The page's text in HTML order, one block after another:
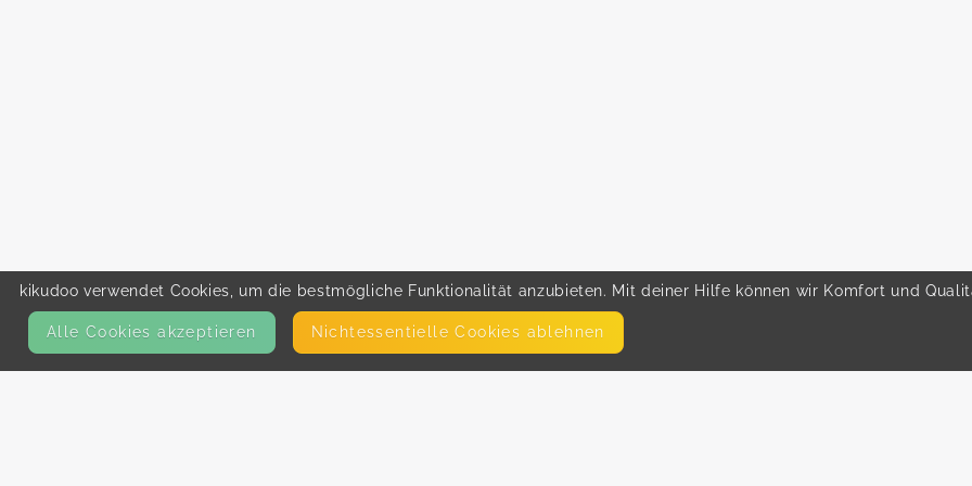
kikudoo verwendet Cookies, um die bestmögliche Funktionalität anzubieten. Mit deiner Hilfe können wir Komfort und
Alle Cookies akzeptieren Nicht­essentielle Cookies ablehnen